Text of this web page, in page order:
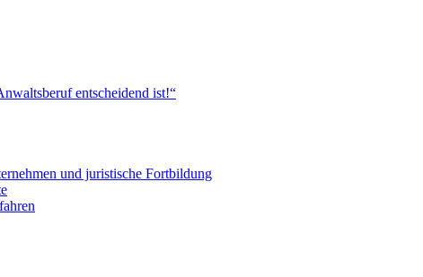
entscheidend ist!“
und juristische Fortbildung